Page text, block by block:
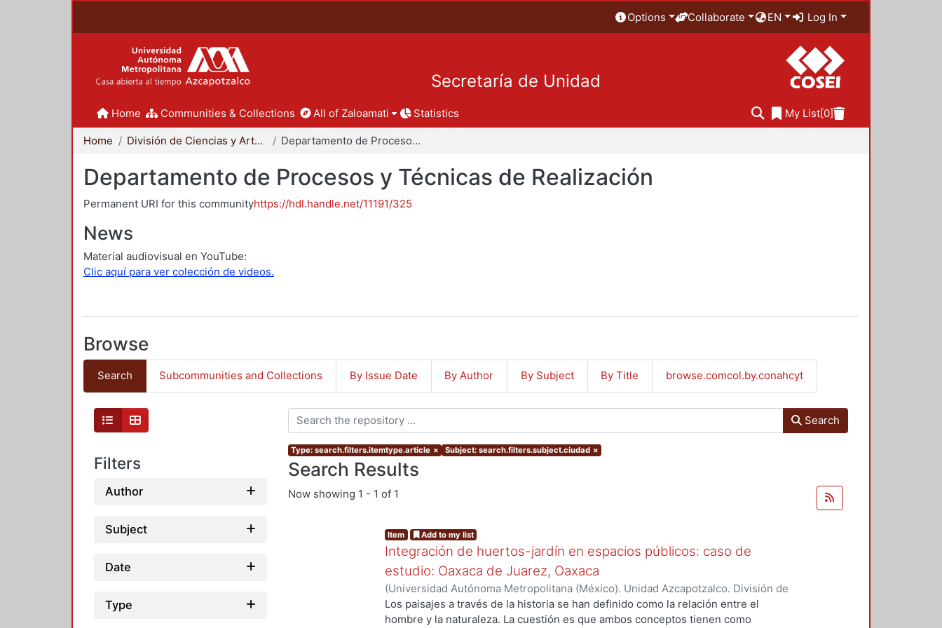
Options Collaborate EN Log In
Secretaría de Unidad
Home Communities & Collections All of Zaloamati Statistics My List[0]
Home División de Ciencias y Artes para el Diseño Departamento de Procesos y Técnicas de Realización
Departamento de Procesos y Técnicas de Realización
Permanent URI for this communityhttps://hdl.handle.net/11191/325
News
Material audiovisual en YouTube:
Clic aquí para ver colección de videos.
Browse
Search Subcommunities and Collections By Issue Date By Author By Subject By Title browse.comcol.by.conahcyt
Filters
Author
Subject
Date
Type
Search
Type: search.filters.itemtype.article × Subject: search.filters.subject.ciudad ×
Search Results
Now showing 1 - 1 of 1
Item Add to my list
Integración de huertos-jardín en espacios públicos: caso de
estudio: Oaxaca de Juarez, Oaxaca
(Universidad Autónoma Metropolitana (México). Unidad Azcapotzalco. División de
Ciencias y Artes para el Diseño.,2016-10-26)Poó Rubio, Aurora;Soto Carrasquel,
Esmeralda
Los paisajes a través de la historia se han definido como la relación entre el
hombre y la naturaleza. La cuestión es que ambos conceptos tienen como